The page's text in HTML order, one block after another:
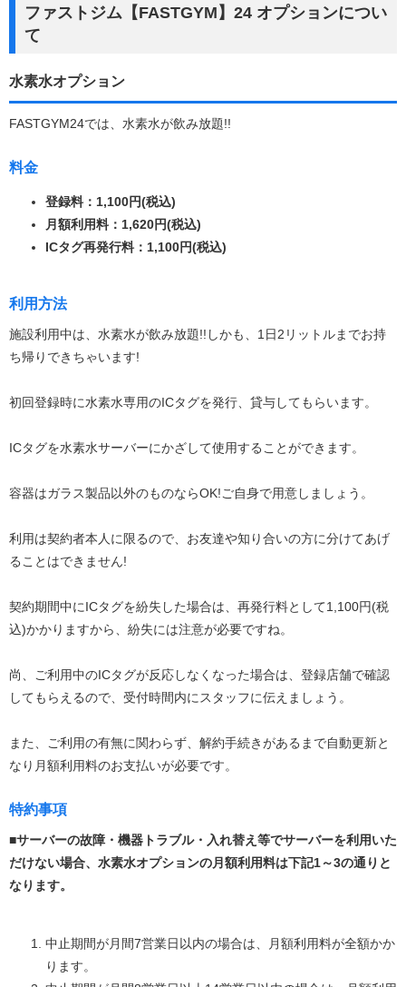
ファストジム【FASTGYM】24 オプションについ
て
水素水オプション
FASTGYM24では、水素水が飲み放題!!
料金
登録料：1,100円(税込)
月額利用料：1,620円(税込)
ICタグ再発行料：1,100円(税込)
利用方法
施設利用中は、水素水が飲み放題!!しかも、1日2リットルまでお持
ち帰りできちゃいます!
初回登録時に水素水専用のICタグを発行、貸与してもらいます。
ICタグを水素水サーバーにかざして使用することができます。
容器はガラス製品以外のものならOK!ご自身で用意しましょう。
利用は契約者本人に限るので、お友達や知り合いの方に分けてあげ
ることはできません!
契約期間中にICタグを紛失した場合は、再発行料として1,100円(税
込)かかりますから、紛失には注意が必要ですね。
尚、ご利用中のICタグが反応しなくなった場合は、登録店舗で確認
してもらえるので、受付時間内にスタッフに伝えましょう。
また、ご利用の有無に関わらず、解約手続きがあるまで自動更新と
なり月額利用料のお支払いが必要です。
特約事項
■サーバーの故障・機器トラブル・入れ替え等でサーバーを利用いた
だけない場合、水素水オプションの月額利用料は下記1～3の通りと
なります。
中止期間が月間7営業日以内の場合は、月額利用料が全額かか
ります。